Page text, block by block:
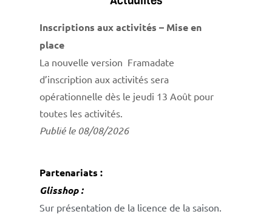
Inscriptions aux activités – Mise en
place
La nouvelle version Framadate
d’inscription aux activités sera
opérationnelle dès le jeudi 13 Août pour
toutes les activités.
Publié le 08/08/2026
Partenariats :
Glisshop :
Sur présentation de la licence de la saison.